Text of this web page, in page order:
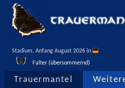
Stadium, Anfang August 2026 in
Falter (übersommernd)
Trauermantel